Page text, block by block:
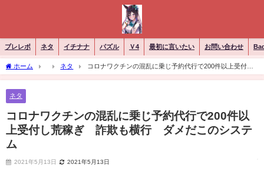
ブレレボ ネタ イチナナ パズル Ｖ4 最初に言いたい お問い合わせ
ホーム ネタ
コロナワクチンの混乱に乗じ予約代行で200件以上受付し
荒稼ぎ 詐欺も横行 ダメだこのシステム
ネタ
コロナワクチンの混乱に乗じ予約代行で200件以
上受付し荒稼ぎ 詐欺も横行 ダメだこのシステ
ム
2021年5月13日 2021年5月13日